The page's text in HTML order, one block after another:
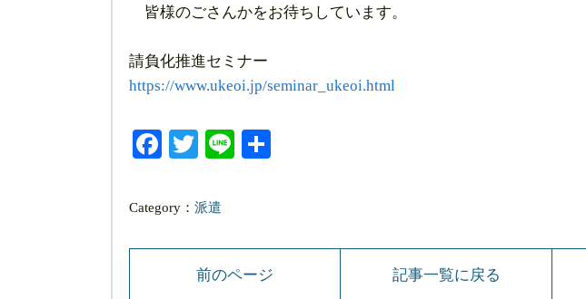
皆様のごさんかをお待ちしています。
請負化推進セミナー
https://www.ukeoi.jp/seminar_ukeoi.html
Facebook
Twitter
Line
Category： 派遣
前のページ 記事一覧に戻る